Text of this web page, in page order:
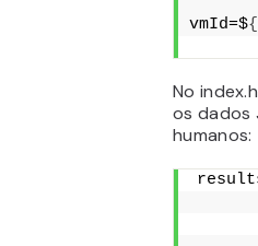
vmId=${
No
os dados
humanos: